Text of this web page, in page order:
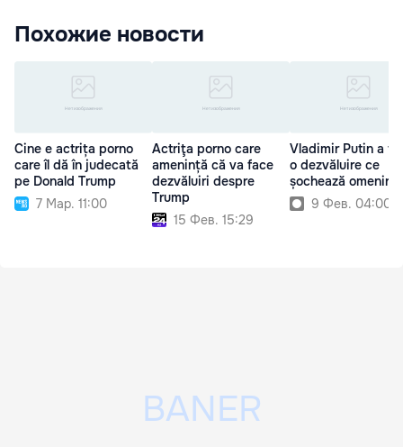
Похожие новости
Cine e actrița porno
care îl dă în judecată
pe Donald Trump
7 Мар. 11:00
Actriţa porno care
amenință că va face
dezvăluiri despre
Trump
15 Фев. 15:29
Vladimir Putin a
o dezvăluire ce
șochează omenirea
9 Фев. 04:00